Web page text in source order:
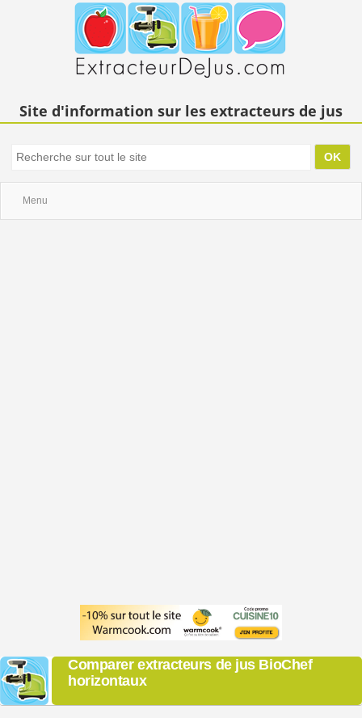
Site d'information sur les extracteurs de jus
Menu
Comparer extracteurs de jus BioChef
horizontaux